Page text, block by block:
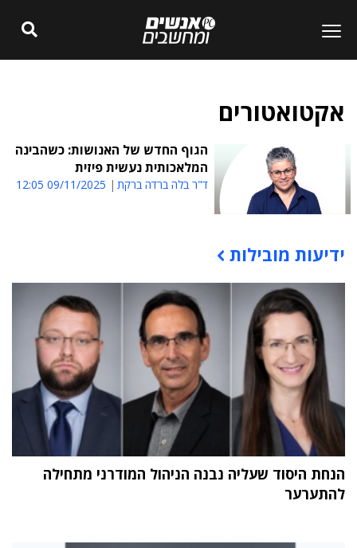
אקטואטורים
הגוף החדש של האנושות: כשהבינה
המלאכותית נעשית פיזית
ד"ר בלה ברדה ברקת 09/11/2025 12:05
תוכן פרסומי
ידיעות מובילות
הנחת היסוד שעליה נבנה הניהול המודרני מתחילה
להתערער